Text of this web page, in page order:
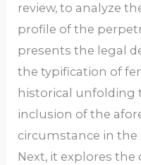
review, to analyze
profile of the
presents the legal
the typification of
historical unfolding
inclusion of the
circumstance in
Next, it explores